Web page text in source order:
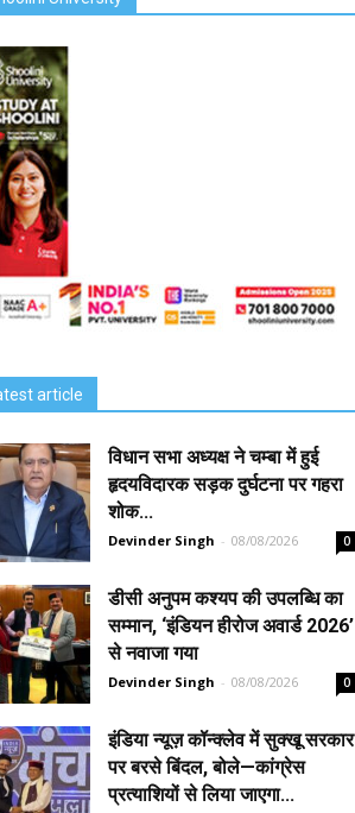
article
विधान सभा अध्यक्ष ने चम्बा में हुई
हृदयविदारक सड़क दुर्घटना पर गहरा
शोक...
Devinder Singh - 08/08/2026 0
डीसी अनुपम कश्यप की उपलब्धि का
सम्मान, ‘इंडियन हीरोज अवार्ड 2026’
से नवाजा गया
Devinder Singh - 08/08/2026 0
इंडिया न्यूज़ कॉन्क्लेव में सुक्खू सरकार
पर बरसे बिंदल, बोले—कांग्रेस
प्रत्याशियों से लिया जाएगा...